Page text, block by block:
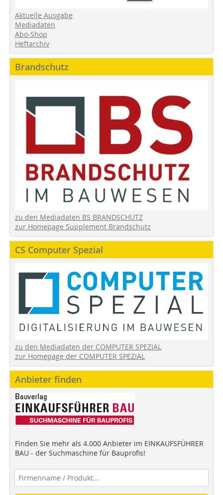
Aktuelle Ausgabe
Mediadaten
Abo-Shop
Heftarchiv
Brandschutz
zu den Mediadaten BS BRANDSCHUTZ
zur Homepage Supplement Brandschutz
CS Computer Spezial
zu den Mediadaten der COMPUTER SPEZIAL
zur Homepage der COMPUTER SPEZIAL
Anbieter finden
Finden Sie mehr als 4.000 Anbieter im EINKAUFSFÜHRER
BAU - der Suchmaschine für Bauprofis!